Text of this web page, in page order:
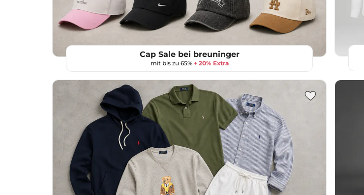
Cap Sale bei breuninger
mit bis zu 65% + 20% Extra